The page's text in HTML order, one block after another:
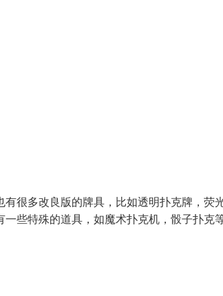
很多改良版的牌具，比如透明扑克牌，荧
些特殊的道具，如魔术扑克机，骰子扑克